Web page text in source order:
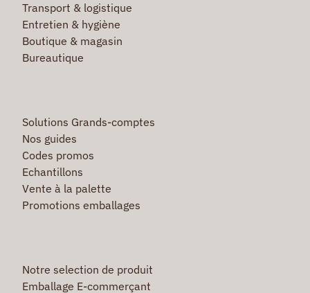
Transport & logistique
Entretien & hygiène
Boutique & magasin
Bureautique
Solutions Grands-comptes
Nos guides
Codes promos
Echantillons
Vente à la palette
Promotions emballages
Notre selection de produit
Emballage E-commerçant